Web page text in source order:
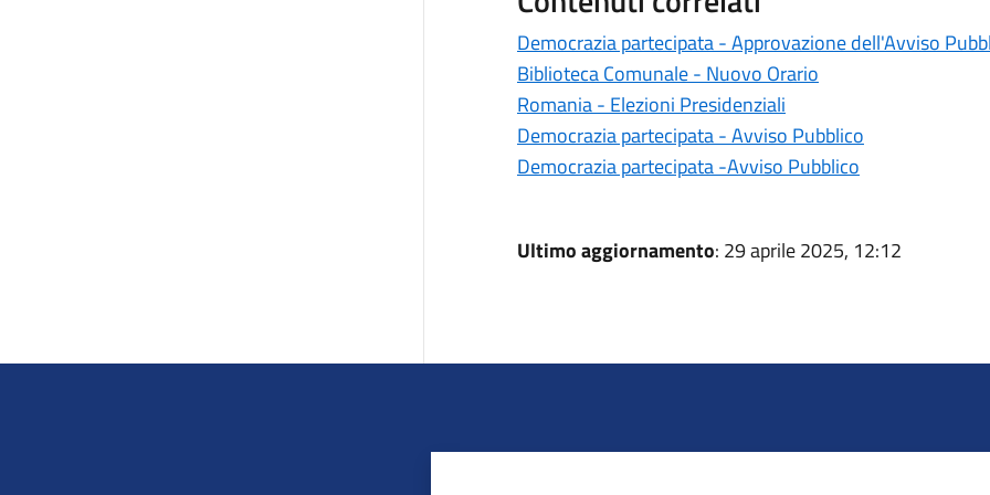
Democrazia partecipata - Approvazione dell'Avviso
Biblioteca Comunale - Nuovo Orario
Romania - Elezioni Presidenziali
Democrazia partecipata - Avviso Pubblico
Democrazia partecipata -Avviso Pubblico
Ultimo aggiornamento: 29 aprile 2025, 12:12